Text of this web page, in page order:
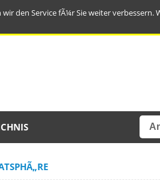
den Service fÃ¼r Sie weiter verbessern.